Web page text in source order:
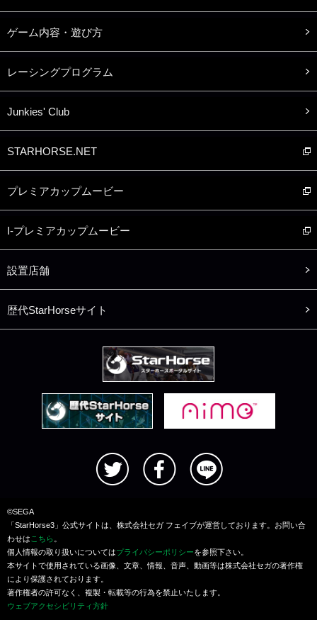
ゲーム内容・遊び方
レーシングプログラム
Junkies' Club
STARHORSE.NET
プレミアカップムービー
I-プレミアカップムービー
設置店舗
歴代StarHorseサイト
©SEGA
「StarHorse3」公式サイトは、株式会社セガ フェイブが運営しております。お問い合
わせは こちら 。
個人情報の取り扱いについてはプライバシーポリシーを参照下さい。
本サイトで使用されている画像、文章、情報、音声、動画等は株式会社セガの著作権
により保護されております。
著作権者の許可なく、複製・転載等の行為を禁止いたします。
ウェブアクセシビリティ方針